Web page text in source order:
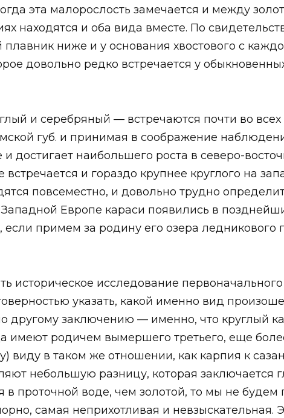
эта малорослость замечается и между
находятся и оба вида вместе. По
плавник ниже и у основания хвостового с
довольно редко встречается у
и серебряный — встречаются почти во всех
губ. и принимая в соображение
достигает наибольшего роста в северо-
и гораздо крупнее круглого на
повсеместно, и довольно трудно
Западной Европе караси появились в
если примем за родину его озера
историческое исследование
указать, какой именно вид
другому заключению — именно, что круглый
имеют родичем вымершего третьего, еще
виду в таком же отношении, как карпия к
небольшую разницу, которая заключается
в проточной воде, чем золотой, то мы не будем
самая неприхотливая и невзыскательная.